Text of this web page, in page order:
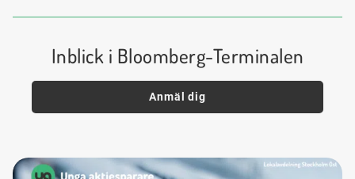
Inblick i Bloomberg-Terminalen
Anmäl dig